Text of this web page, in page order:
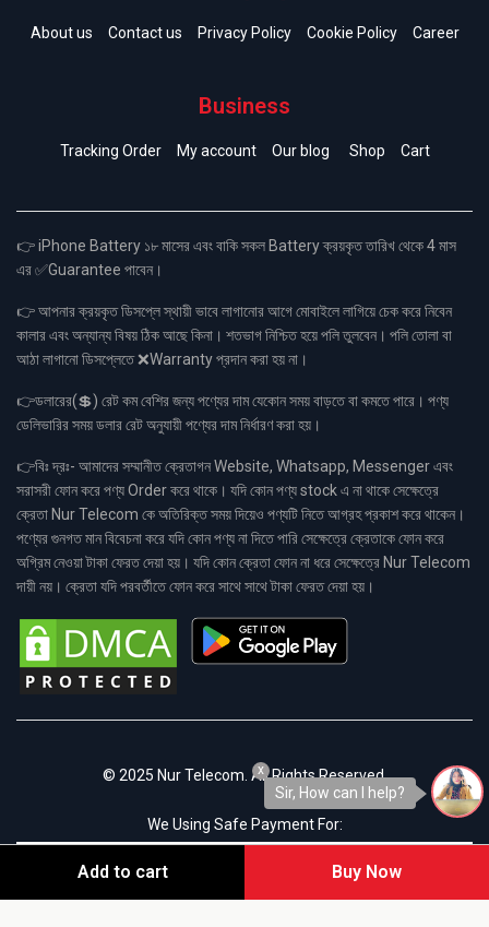
About us Contact us Privacy Policy Cookie Policy Career
Business
Tracking Order My account Our blog Shop Cart
👉 iPhone Battery ১৮ মাসের এবং বাকি সকল Battery ক্রয়কৃত তারিখ থেকে 4 মাস
এর ✅Guarantee পাবেন।
👉 আপনার ক্রয়কৃত ডিসপ্লে স্থায়ী ভাবে লাগানোর আগে মোবাইলে লাগিয়ে চেক করে নিবেন
কালার এবং অন্যান্য বিষয় ঠিক আছে কিনা। শতভাগ নিশ্চিত হয়ে পলি তুলবেন। পলি তোলা বা
আঠা লাগানো ডিসপ্লেতে ❌Warranty প্রদান করা হয় না।
👉ডলারের(💲) রেট কম বেশির জন্য পণ্যের দাম যেকোন সময় বাড়তে বা কমতে পারে। পণ্য
ডেলিভারির সময় ডলার রেট অনুযায়ী পণ্যের দাম নির্ধারণ করা হয়।
👉বিঃ দ্রঃ- আমাদের সম্মানীত ক্রেতাগন Website, Whatsapp, Messenger এবং
সরাসরী ফোন করে পণ্য Order করে থাকে। যদি কোন পণ্য stock এ না থাকে সেক্ষেত্রে
ক্রেতা Nur Telecom কে অতিরিক্ত সময় দিয়েও পণ্যটি নিতে আগ্রহ প্রকাশ করে থাকেন।
পণ্যের গুনগত মান বিবেচনা করে যদি কোন পণ্য না দিতে পারি সেক্ষেত্রে ক্রেতাকে ফোন করে
অগ্রিম নেওয়া টাকা ফেরত দেয়া হয়। যদি কোন ক্রেতা ফোন না ধরে সেক্ষেত্রে Nur Telecom
দায়ী নয়। ক্রেতা যদি পরবর্তীতে ফোন করে সাথে সাথে টাকা ফেরত দেয়া হয়।
© 2025 Nur Telecom. All Rights Reserved.
We Using Safe Payment For:
Add to cart Buy Now
Sir, How can I help?
x